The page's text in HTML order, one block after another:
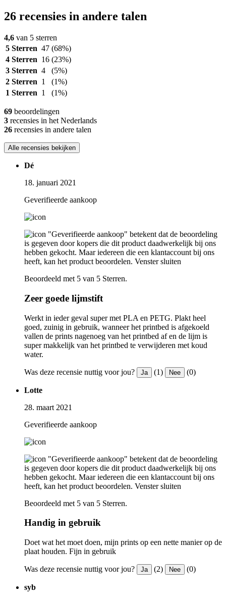
26 recensies in andere talen
4,6 van 5 sterren
5 Sterren 47 (68%)
4 Sterren 16 (23%)
3 Sterren 4
(5%)
2 Sterren 1
(1%)
1 Sterren 1 (1%)
69 beoordelingen
3 recensies in het Nederlands
26 recensies in andere talen
Alle recensies bekijken
Dé
18. januari 2021
Geverifieerde aankoop
"Geverifieerde aankoop" betekent dat de beoordeling
is gegeven door kopers die dit product daadwerkelijk bij ons
hebben gekocht. Maar iedereen die een klantaccount bij ons
heeft, kan het product beoordelen. Venster sluiten
Beoordeeld met 5 van 5 Sterren.
Zeer goede lijmstift
Werkt in ieder geval super met PLA en PETG. Plakt heel
goed, zuinig in gebruik, wanneer het printbed is afgekoeld
vallen de prints nagenoeg van het printbed af en de lijm is
super makkelijk van het printbed te verwijderen met koud
water.
Was deze recensie nuttig voor jou? Ja (1) Nee (0)
Lotte
28. maart 2021
Geverifieerde aankoop
"Geverifieerde aankoop" betekent dat de beoordeling
is gegeven door kopers die dit product daadwerkelijk bij ons
hebben gekocht. Maar iedereen die een klantaccount bij ons
heeft, kan het product beoordelen. Venster sluiten
Beoordeeld met 5 van 5 Sterren.
Handig in gebruik
Doet wat het moet doen, mijn prints op een nette manier op de
plaat houden. Fijn in gebruik
Was deze recensie nuttig voor jou? Ja (2) Nee (0)
syb